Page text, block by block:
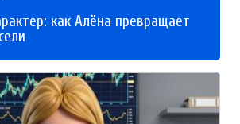
как Алёна превращает